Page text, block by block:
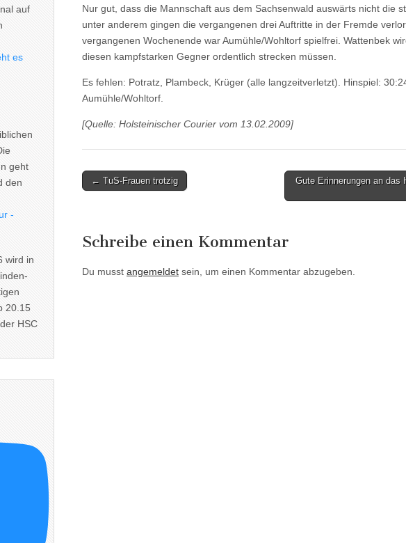
Nur gut, dass die Mannschaft aus dem Sachsenwald auswärts nicht die
unter anderem gingen die vergangenen drei Auftritte in der Fremde
vergangenen Wochenende war Aumühle/Wohltorf spielfrei. Wattenbek
diesen kampfstarken Gegner ordentlich strecken müssen.
Es fehlen: Potratz, Plambeck, Krüger (alle langzeitverletzt). Hinspiel:
Aumühle/Wohltorf.
[Quelle: Holsteinischer Courier vom 13.02.2009]
Post
← TuS-Frauen trotzig
Gute Erinnerungen an das
Schreibe einen Kommentar
Du musst angemeldet sein, um einen Kommentar abzugeben.
auf
es
geht
den
-
wird in
20.15
HSC